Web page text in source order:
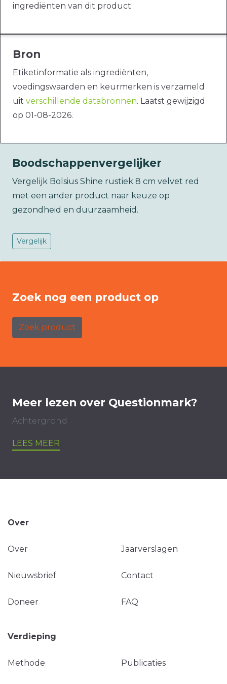
ingrediënten van dit product
Bron
Etiketinformatie als ingrediënten,
voedingswaarden en keurmerken is verzameld
uit verschillende databronnen. Laatst gewijzigd
op 01-08-2026.
Boodschappenvergelijker
Vergelijk Bolsius Shine rustiek 8 cm velvet red
met een ander product naar keuze op
gezondheid en duurzaamheid.
Vergelijk
Zoek nog een product op
Zoek product
Meer lezen over Questionmark?
Achtergrond
LEES MEER
Over
Over Jaarverslagen
Nieuwsbrief Contact
Doneer FAQ
Verdieping
Methode Publicaties